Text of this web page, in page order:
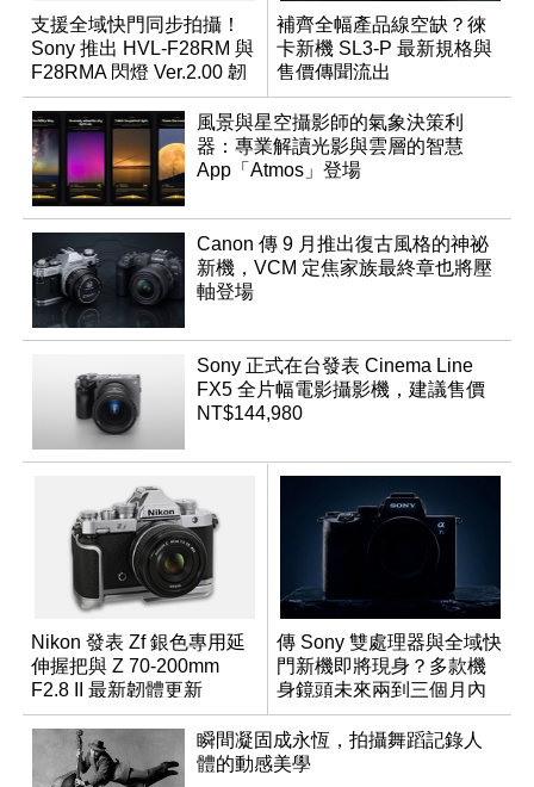
支援全域快門同步拍攝！
Sony 推出 HVL-F28RM 與
F28RMA 閃燈 Ver.2.00 韌
體
補齊全幅產品線空缺？徠
卡新機 SL3-P 最新規格與
售價傳聞流出
風景與星空攝影師的氣象決策利
器：專業解讀光影與雲層的智慧
App「Atmos」登場
Canon 傳 9 月推出復古風格的神祕
新機，VCM 定焦家族最終章也將壓
軸登場
Sony 正式在台發表 Cinema Line
FX5 全片幅電影攝影機，建議售價
NT$144,980
Nikon 發表 Zf 銀色專用延
伸握把與 Z 70-200mm
F2.8 II 最新韌體更新
傳 Sony 雙處理器與全域快
門新機即將現身？多款機
身鏡頭未來兩到三個月內
有望登場
瞬間凝固成永恆，拍攝舞蹈記錄人
體的動感美學